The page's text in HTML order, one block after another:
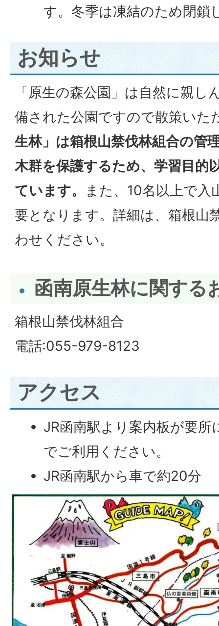
す。冬季は凍結のため閉鎖
お知らせ
「原生の森公園」は自然に親
備された公園ですので散策いた
生林」は箱根山禁伐林組合の管
木群を保護するため、学習目的
ています。
また、10名以上で入
要となります。詳細は、箱根山
わせください。
函南原生林に関する
箱根山禁伐林組合
電話:055-979-8123
アクセス
JR函南駅より案内板が要
でご利用ください。
JR函南駅から車で約20分